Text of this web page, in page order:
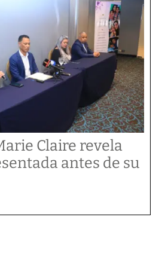
Claire revela
antes de su